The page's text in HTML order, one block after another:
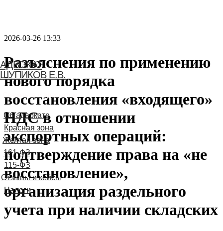
АДВОКАТ
ШУПИКОВ Е.В.
2026-03-26 13:33
Разъяснения по применению
нового порядка
восстановления «входящего»
НДС в отношении
экспортных операций:
подтверждение права на «не
восстановление»,
организация раздельного
учета при наличии складских